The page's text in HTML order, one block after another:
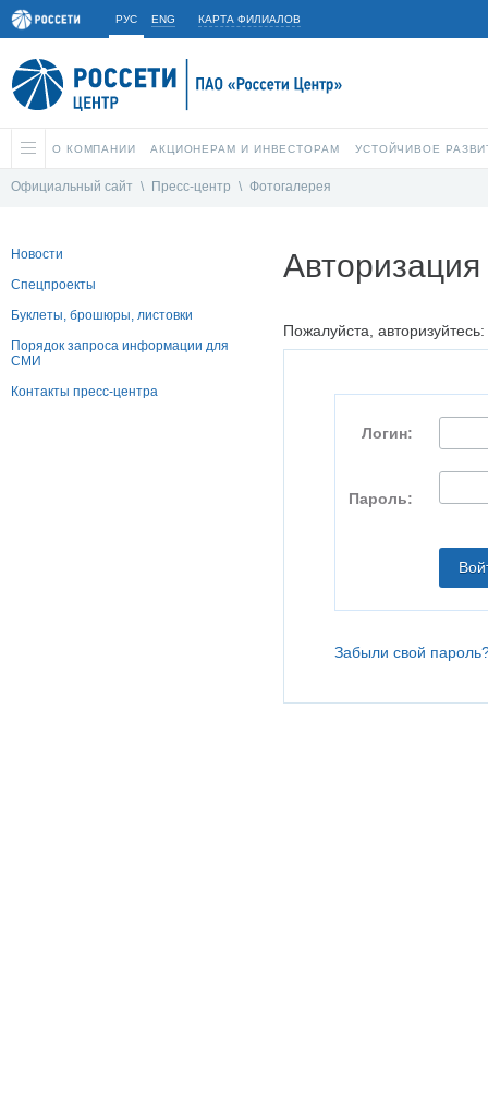
РУС ENG КАРТА ФИЛИАЛОВ
О КОМПАНИИ АКЦИОНЕРАМ И ИНВЕСТОРАМ УСТОЙЧИВОЕ
Официальный сайт \ Пресс-центр \ Фотогалерея
Новости
Спецпроекты
Буклеты, брошюры, листовки
Порядок запроса информации для
СМИ
Контакты пресс-центра
Авторизация
Пожалуйста, авторизуйтесь:
Логин:
Пароль:
Забыли свой